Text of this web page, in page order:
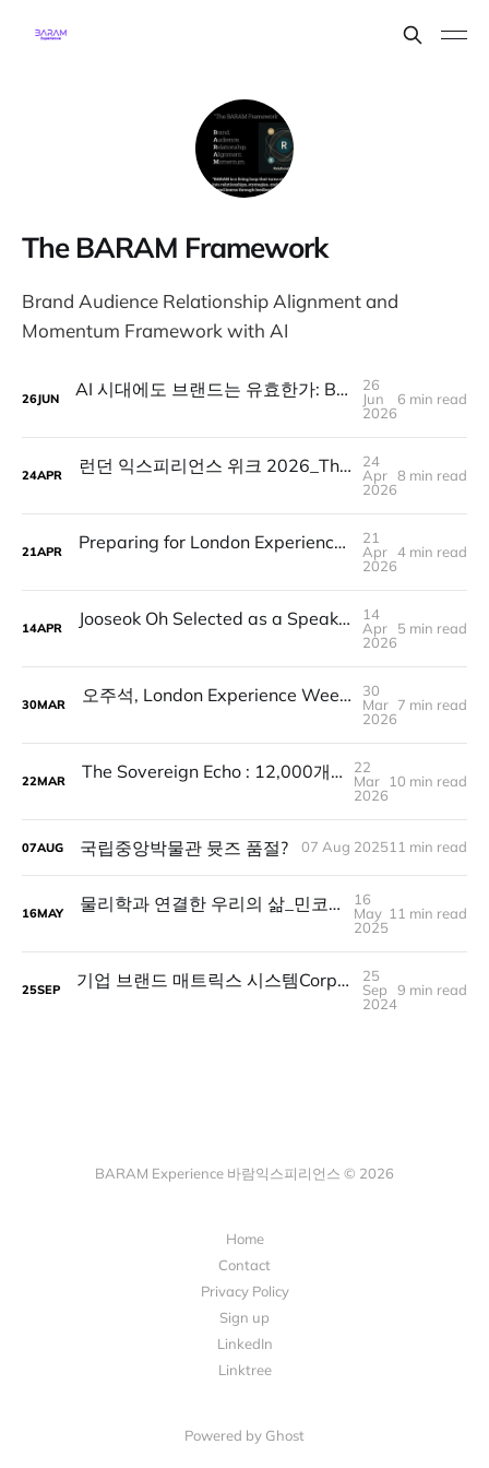
The BARAM Framework
Brand Audience Relationship Alignment and
Momentum Framework with AI
26JUN AI 시대에도 브랜드는 유효한가: BARAM Sessions 01을 마치며
26
Jun
2026
6 min read
24APR 런던 익스피리언스 위크 2026_The Architecture of Cheering : 계엄의 밤, 우리가 서로를 응원한 방법
24
Apr
2026
8 min read
21APR Preparing for London Experience Week 2026: Human Tech Under Martial Law
21
Apr
2026
4 min read
14APR Jooseok Oh Selected as a Speaker for London Experience Week 2026 | Human Tech Under Martial Law
14
Apr
2026
5 min read
30MAR 오주석, London Experience Week 2026 스피커 선정 | Human Tech Under Martial Law 세션 공개
30
Mar
2026
7 min read
22MAR The Sovereign Echo : 12,000개의 보라빛 시그널로 발견한 BTS 그리고 아리랑
22
Mar
2026
10 min read
07AUG 국립중앙박물관 뮷즈 품절? 07 Aug 202511 min read
16MAY 물리학과 연결한 우리의 삶_민코프스키 시공간에 대한 삶의 은유
16
May
2025
11 min read
25SEP 기업 브랜드 매트릭스 시스템Corporate Brand Matrix
25
Sep
2024
9 min read
BARAM Experience 바람익스피리언스 © 2026
Home
Contact
Privacy Policy
Sign up
LinkedIn
Linktree
Powered by Ghost